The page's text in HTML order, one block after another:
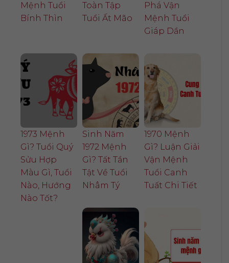
Mệnh Tuổi
Bính Thìn
Toàn Tập
Tuổi Ất Mão
Phá Vận
Mệnh Tuổi
Giáp Dần
1973 Mệnh
Gì? Tuổi Quý
Sửu Hợp
Màu Gì, Tuổi
Nào, Hướng
Nào Tốt?
Sinh Năm
1972 Mệnh
Gì? Tất Tần
Tật Về Tuổi
Nhâm Tý
1970 Mệnh
Gì? Luận Giải
Vận Mệnh
Tuổi Canh
Tuất Chi Tiết